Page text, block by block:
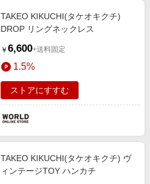
TAKEO KIKUCHI(タケオキクチ)
DROP リングネックレス
￥ 6,600+送料固定
1.5%
ストアにすすむ
TAKEO KIKUCHI(タケオキクチ) ヴ
ィンテージTOY ハンカチ